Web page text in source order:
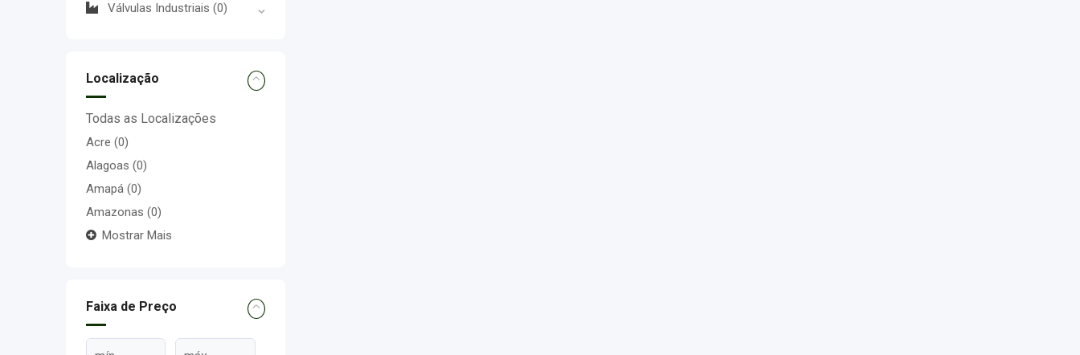
Válvulas Industriais (0)
Localização
Todas as Localizações
Acre (0)
Alagoas (0)
Amapá (0)
Amazonas (0)
Mostrar Mais
Faixa de Preço